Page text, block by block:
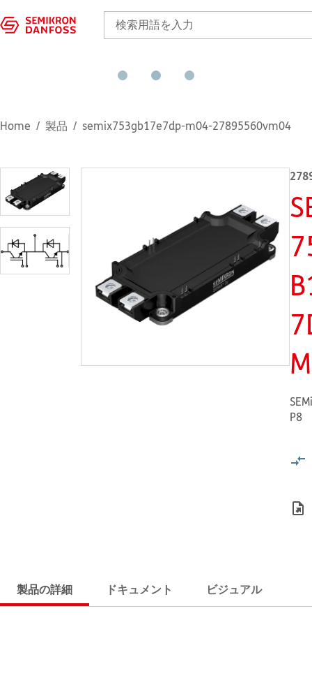
Home 製品 semix753gb17e7dp-m04-27895560vm04
P8
製品の詳細 ドキュメント ビジュアル